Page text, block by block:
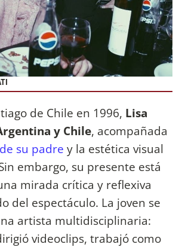
de Chile en 1996, Lisa
y Chile, acompañada
su padre y la estética visual
embargo, su presente está
mirada crítica y reflexiva
del espectáculo. La joven se
artista multidisciplinaria:
videoclips, trabajó como